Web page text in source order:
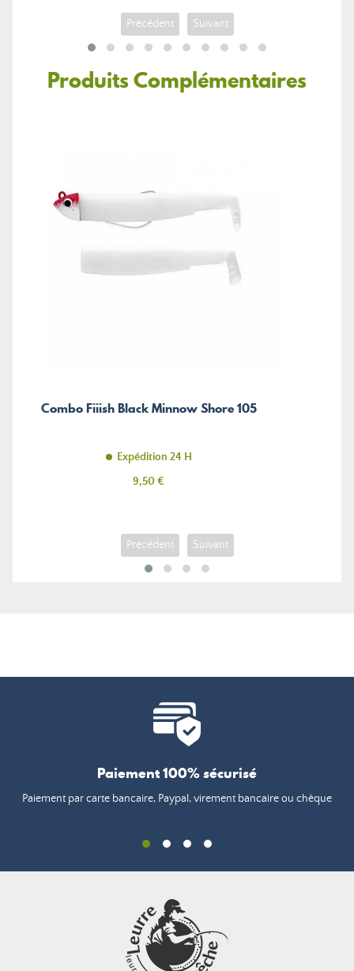
Précédent Suivant
Produits Complémentaires
Combo Fiiish Black Minnow Shore 105
Expédition 24 H
Prix
9,50 €
Précédent Suivant
Paiement 100% sécurisé
Paiement par carte bancaire, Paypal, virement bancaire ou chèque